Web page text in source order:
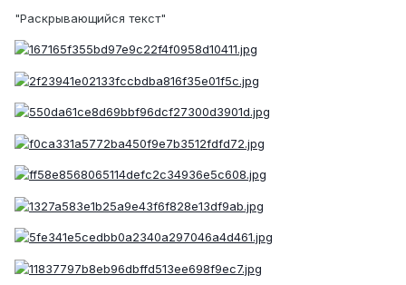
"Раскрывающийся текст"